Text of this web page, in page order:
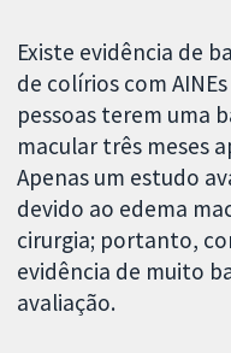
Existe evidência de
de colírios com
pessoas terem uma
macular três meses
Apenas um estudo
devido ao edema
cirurgia; portanto,
evidência de muito
avaliação.